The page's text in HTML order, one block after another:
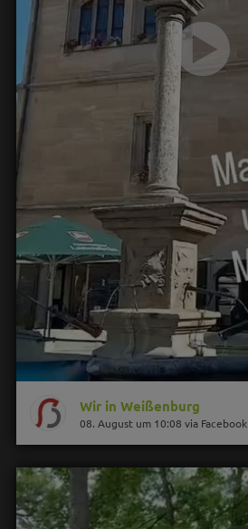
Wir in Weißenburg
08. August um 10:08 via Facebook